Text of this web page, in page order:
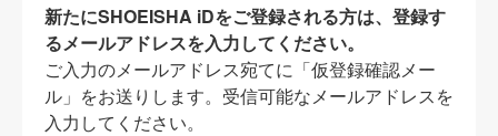
新たにSHOEISHA iDをご登録される方は、登録す
るメールアドレスを入力してください。
ご入力のメールアドレス宛てに「仮登録確認メー
ル」をお送りします。受信可能なメールアドレスを
入力してください。